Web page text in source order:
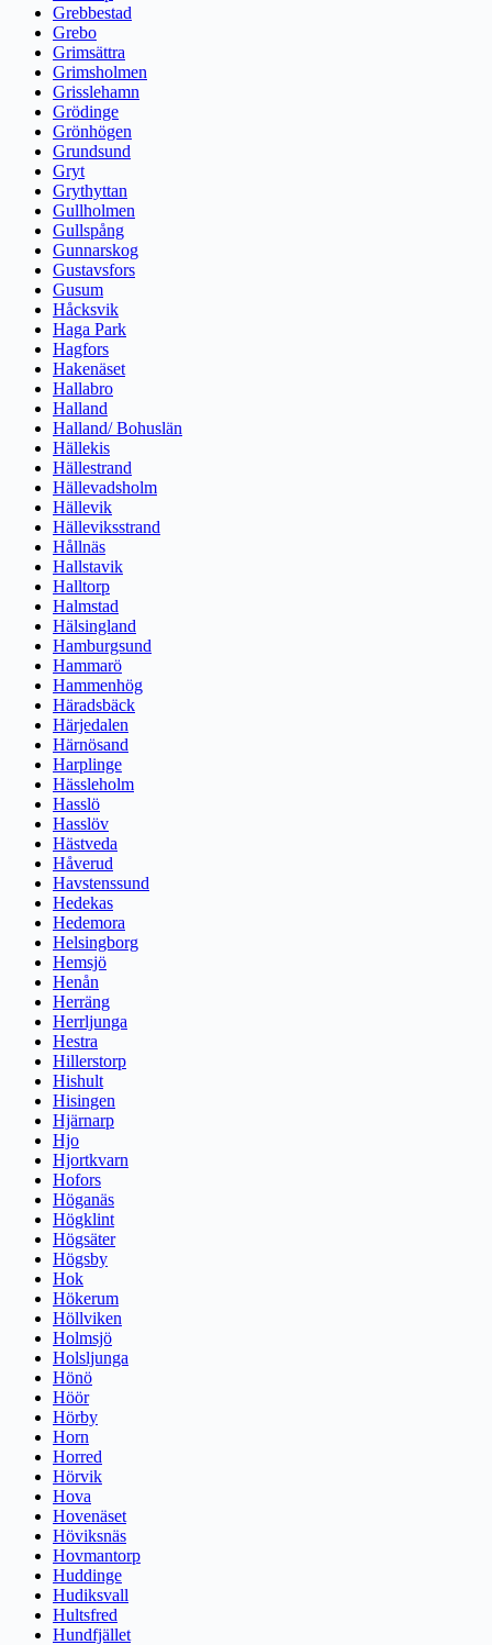
Grebbestad
Grebo
Grimsättra
Grimsholmen
Grisslehamn
Grödinge
Grönhögen
Grundsund
Gryt
Grythyttan
Gullholmen
Gullspång
Gunnarskog
Gustavsfors
Gusum
Håcksvik
Haga Park
Hagfors
Hakenäset
Hallabro
Halland
Halland/ Bohuslän
Hällekis
Hällestrand
Hällevadsholm
Hällevik
Hälleviksstrand
Hållnäs
Hallstavik
Halltorp
Halmstad
Hälsingland
Hamburgsund
Hammarö
Hammenhög
Häradsbäck
Härjedalen
Härnösand
Harplinge
Hässleholm
Hasslö
Hasslöv
Hästveda
Håverud
Havstenssund
Hedekas
Hedemora
Helsingborg
Hemsjö
Henån
Herräng
Herrljunga
Hestra
Hillerstorp
Hishult
Hisingen
Hjärnarp
Hjo
Hjortkvarn
Hofors
Höganäs
Högklint
Högsäter
Högsby
Hok
Hökerum
Höllviken
Holmsjö
Holsljunga
Hönö
Höör
Hörby
Horn
Horred
Hörvik
Hova
Hovenäset
Höviksnäs
Hovmantorp
Huddinge
Hudiksvall
Hultsfred
Hundfjället